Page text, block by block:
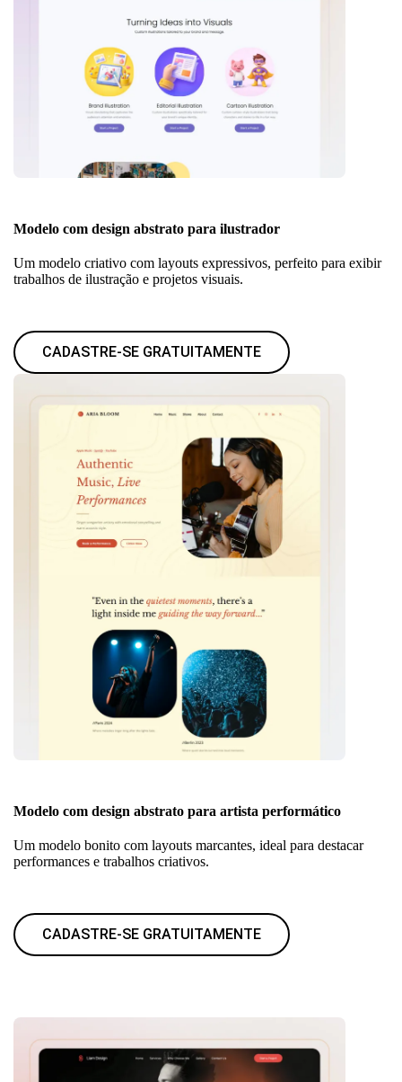
Modelo com design abstrato para ilustrador
Um modelo criativo com layouts expressivos, perfeito para exibir
trabalhos de ilustração e projetos visuais.
CADASTRE-SE GRATUITAMENTE
Modelo com design abstrato para artista performático
Um modelo bonito com layouts marcantes, ideal para destacar
performances e trabalhos criativos.
CADASTRE-SE GRATUITAMENTE